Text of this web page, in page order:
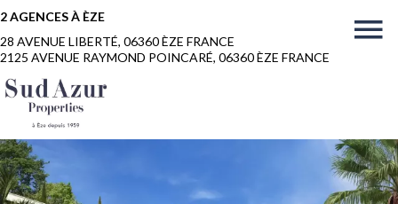
2 AGENCES À ÈZE
28 AVENUE LIBERTÉ, 06360 ÈZE FRANCE
2125 AVENUE RAYMOND POINCARÉ, 06360 ÈZE FRANCE